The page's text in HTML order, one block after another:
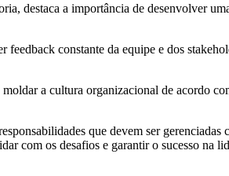
destaca a importância de desenvolver
constante da equipe e dos
a cultura organizacional de acordo
que devem ser
com os desafios e garantir o sucesso na